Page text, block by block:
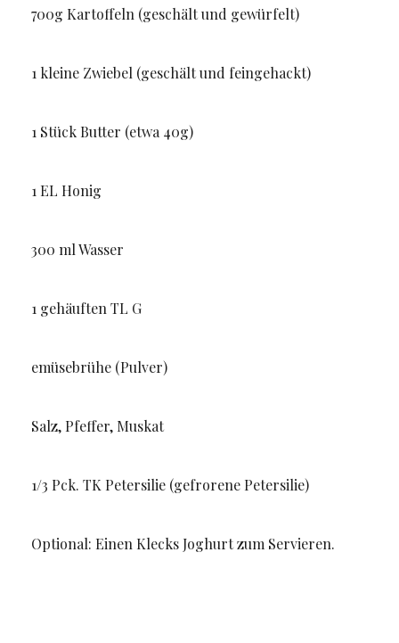
700g Kartoffeln (geschält und gewürfelt)
1 kleine Zwiebel (geschält und feingehackt)
1 Stück Butter (etwa 40g)
1 EL Honig
300 ml Wasser
1 gehäuften TL G
emüsebrühe (Pulver)
Salz, Pfeffer, Muskat
1/3 Pck. TK Petersilie (gefrorene Petersilie)
Optional: Einen Klecks Joghurt zum Servieren.